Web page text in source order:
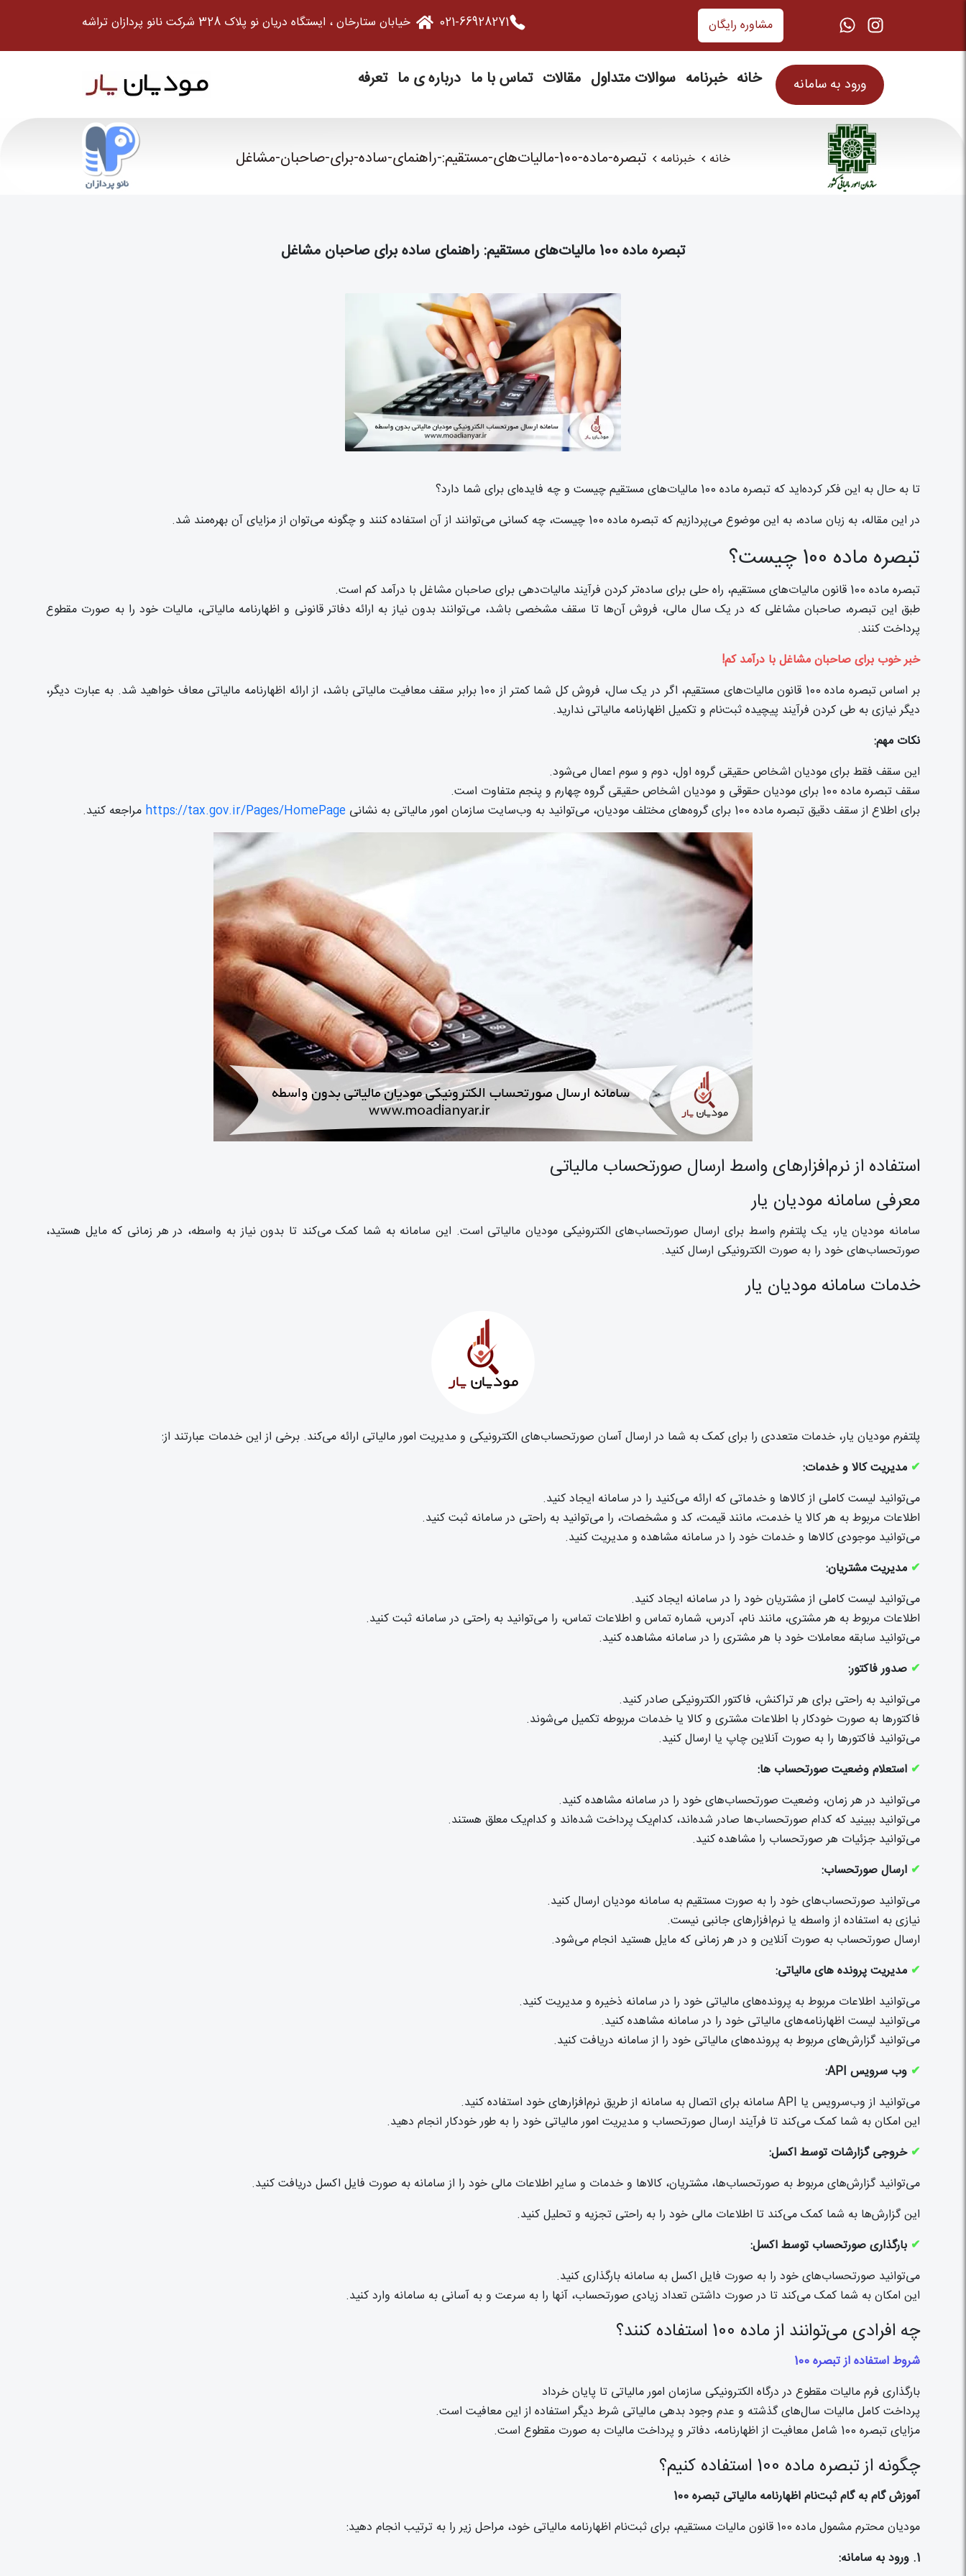
خیابان ستارخان ، ایستگاه دریان نو پلاک 328 شرکت نانو پردازان تراشه 021-66928271 مشاوره رایگان
تعرفه درباره ی ما تماس با ما مقالات سوالات متداول خبرنامه خانه ورود به سامانه
خانه خبرنامه تبصره-ماده-100-مالیات‌های-مستقیم:-راهنمای-ساده-برای-صاحبان-مشاغل
تبصره ماده 100 مالیات‌های مستقیم: راهنمای ساده برای صاحبان مشاغل
تا به حال به این فکر کرده‌اید که تبصره ماده 100 مالیات‌های مستقیم چیست و چه فایده‌ای برای شما دارد؟
در این مقاله، به زبان ساده، به این موضوع می‌پردازیم که تبصره ماده 100 چیست، چه کسانی می‌توانند از آن استفاده کنند و چگونه می‌توان از مزایای آن بهره‌مند شد.
تبصره ماده 100 چیست؟
تبصره ماده 100 قانون مالیات‌های مستقیم، راه حلی برای ساده‌تر کردن فرآیند مالیات‌دهی برای صاحبان مشاغل با درآمد کم است.
طبق این تبصره، صاحبان مشاغلی که در یک سال مالی، فروش آن‌ها تا سقف مشخصی باشد، می‌توانند بدون نیاز به ارائه دفاتر قانونی و اظهارنامه مالیاتی، مالیات خود را به صورت مقطوع
پرداخت کنند.
خبر خوب برای صاحبان مشاغل با درآمد کم!
بر اساس تبصره ماده 100 قانون مالیات‌های مستقیم، اگر در یک سال، فروش کل شما کمتر از 100 برابر سقف معافیت مالیاتی باشد، از ارائه اظهارنامه مالیاتی معاف خواهید شد. به عبارت دیگر،
دیگر نیازی به طی کردن فرآیند پیچیده ثبت‌نام و تکمیل اظهارنامه مالیاتی ندارید.
نکات مهم:
این سقف فقط برای مودیان اشخاص حقیقی گروه اول، دوم و سوم اعمال می‌شود.
سقف تبصره ماده 100 برای مودیان حقوقی و مودیان اشخاص حقیقی گروه چهارم و پنجم متفاوت است.
برای اطلاع از سقف دقیق تبصره ماده 100 برای گروه‌های مختلف مودیان، می‌توانید به وب‌سایت سازمان امور مالیاتی به نشانی
https://tax.gov.ir/Pages/HomePage مراجعه کنید.
استفاده از نرم‌افزارهای واسط ارسال صورتحساب مالیاتی
معرفی سامانه مودیان یار
سامانه مودیان یار، یک پلتفرم واسط برای ارسال صورتحساب‌های الکترونیکی مودیان مالیاتی است. این سامانه به شما کمک می‌کند تا بدون نیاز به واسطه، در هر زمانی که مایل هستید،
صورتحساب‌های خود را به صورت الکترونیکی ارسال کنید.
خدمات سامانه مودیان یار
پلتفرم مودیان یار، خدمات متعددی را برای کمک به شما در ارسال آسان صورتحساب‌های الکترونیکی و مدیریت امور مالیاتی ارائه می‌کند. برخی از این خدمات عبارتند از:
✔ مدیریت کالا و خدمات:
می‌توانید لیست کاملی از کالاها و خدماتی که ارائه می‌کنید را در سامانه ایجاد کنید.
اطلاعات مربوط به هر کالا یا خدمت، مانند قیمت، کد و مشخصات، را می‌توانید به راحتی در سامانه ثبت کنید.
می‌توانید موجودی کالاها و خدمات خود را در سامانه مشاهده و مدیریت کنید.
✔ مدیریت مشتریان:
می‌توانید لیست کاملی از مشتریان خود را در سامانه ایجاد کنید.
اطلاعات مربوط به هر مشتری، مانند نام، آدرس، شماره تماس و اطلاعات تماس، را می‌توانید به راحتی در سامانه ثبت کنید.
می‌توانید سابقه معاملات خود با هر مشتری را در سامانه مشاهده کنید.
✔ صدور فاکتور:
می‌توانید به راحتی برای هر تراکنش، فاکتور الکترونیکی صادر کنید.
فاکتورها به صورت خودکار با اطلاعات مشتری و کالا یا خدمات مربوطه تکمیل می‌شوند.
می‌توانید فاکتورها را به صورت آنلاین چاپ یا ارسال کنید.
✔ استعلام وضعیت صورتحساب ها:
می‌توانید در هر زمان، وضعیت صورتحساب‌های خود را در سامانه مشاهده کنید.
می‌توانید ببینید که کدام صورتحساب‌ها صادر شده‌اند، کدام‌یک پرداخت شده‌اند و کدام‌یک معلق هستند.
می‌توانید جزئیات هر صورتحساب را مشاهده کنید.
✔ ارسال صورتحساب:
می‌توانید صورتحساب‌های خود را به صورت مستقیم به سامانه مودیان ارسال کنید.
نیازی به استفاده از واسطه یا نرم‌افزارهای جانبی نیست.
ارسال صورتحساب به صورت آنلاین و در هر زمانی که مایل هستید انجام می‌شود.
✔ مدیریت پرونده های مالیاتی:
می‌توانید اطلاعات مربوط به پرونده‌های مالیاتی خود را در سامانه ذخیره و مدیریت کنید.
می‌توانید لیست اظهارنامه‌های مالیاتی خود را در سامانه مشاهده کنید.
می‌توانید گزارش‌های مربوط به پرونده‌های مالیاتی خود را از سامانه دریافت کنید.
✔ وب سرویس API:
می‌توانید از وب‌سرویس یا API سامانه برای اتصال به سامانه از طریق نرم‌افزارهای خود استفاده کنید.
این امکان به شما کمک می‌کند تا فرآیند ارسال صورتحساب و مدیریت امور مالیاتی خود را به طور خودکار انجام دهید.
✔خروجی گزارشات توسط اکسل:
می‌توانید گزارش‌های مربوط به صورتحساب‌ها، مشتریان، کالاها و خدمات و سایر اطلاعات مالی خود را از سامانه به صورت فایل اکسل دریافت کنید.
این گزارش‌ها به شما کمک می‌کند تا اطلاعات مالی خود را به راحتی تجزیه و تحلیل کنید.
✔ بارگذاری صورتحساب توسط اکسل:
می‌توانید صورتحساب‌های خود را به صورت فایل اکسل به سامانه بارگذاری کنید.
این امکان به شما کمک می‌کند تا در صورت داشتن تعداد زیادی صورتحساب، آنها را به سرعت و به آسانی به سامانه وارد کنید.
چه افرادی می‌توانند از ماده 100 استفاده کنند؟
شروط استفاده از تبصره 100
بارگذاری فرم مالیات مقطوع در درگاه الکترونیکی سازمان امور مالیاتی تا پایان خرداد
پرداخت کامل مالیات سال‌های گذشته و عدم وجود بدهی مالیاتی شرط دیگر استفاده از این معافیت است.
مزایای تبصره 100 شامل معافیت از اظهارنامه، دفاتر و پرداخت مالیات به صورت مقطوع است.
چگونه از تبصره ماده 100 استفاده کنیم؟
آموزش گام به گام ثبت‌نام اظهارنامه مالیاتی تبصره 100
مودیان محترم مشمول ماده 100 قانون مالیات مستقیم، برای ثبت‌نام اظهارنامه مالیاتی خود، مراحل زیر را به ترتیب انجام دهید:
1. ورود به سامانه: